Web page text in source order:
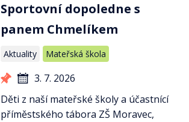
Sportovní dopoledne s
panem Chmelíkem
Aktuality Mateřská škola
3. 7. 2026
Děti z naší mateřské školy a účastnící
příměstského tábora ZŠ Moravec,